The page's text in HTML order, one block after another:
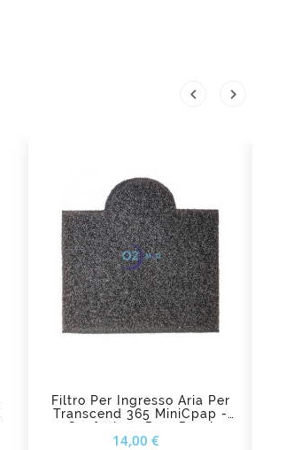
 
Filtro Per Ingresso Aria Per
Transcend 365 MiniCpap -
Confezione Da 2 Pezzi
14,00 €